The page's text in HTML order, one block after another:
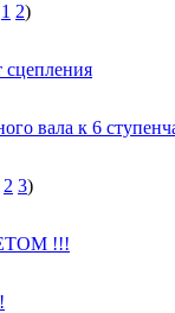
1 2)
сцепления
вала к 6
2 3)
!!!